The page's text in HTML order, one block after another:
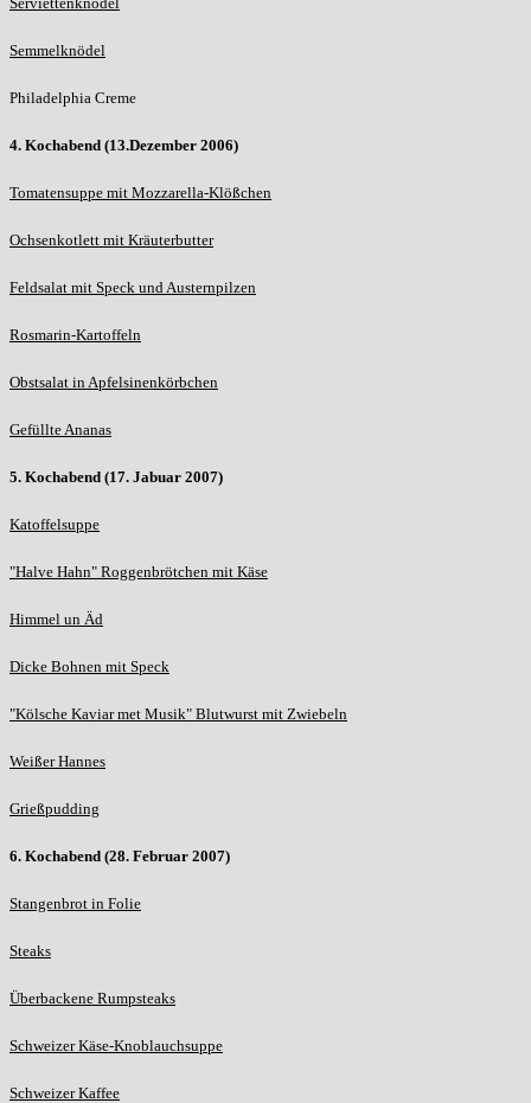
Semmelknödel
Philadelphia Creme
4. Kochabend (13.Dezember 2006)
Tomatensuppe mit Mozzarella-Klößchen
Ochsenkotlett mit Kräuterbutter
Feldsalat mit Speck und Austernpilzen
Rosmarin-Kartoffeln
Obstsalat in Apfelsinenkörbchen
Gefüllte Ananas
5. Kochabend (17. Jabuar 2007)
Katoffelsuppe
"Halve Hahn" Roggenbrötchen mit Käse
Himmel un Äd
Dicke Bohnen mit Speck
"Kölsche Kaviarmet Musik" Blutwurst mit Zwiebeln
Weißer Hannes
Grießpudding
6. Kochabend (28. Februar 2007)
Stangenbrot in Folie
Steaks
Überbackene Rumpsteaks
Schweizer Käse-Knoblauchsuppe
Schweizer Kaffee